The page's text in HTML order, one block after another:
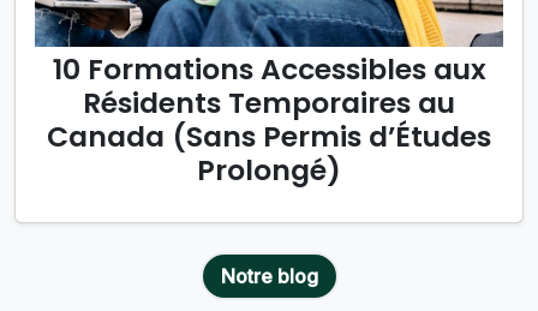
10 Formations Accessibles aux
Résidents Temporaires au
Canada (Sans Permis d’Études
Prolongé)
Notre blog